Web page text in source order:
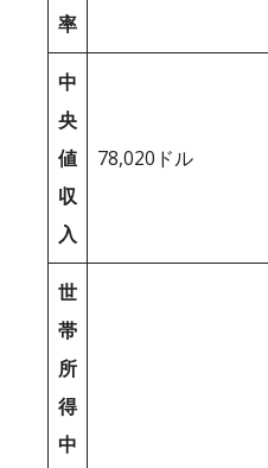
率
中
央
値
収
入
78,020ドル
世
帯
所
得
中